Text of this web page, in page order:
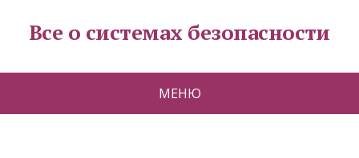
Все о системах безопасности
МЕНЮ